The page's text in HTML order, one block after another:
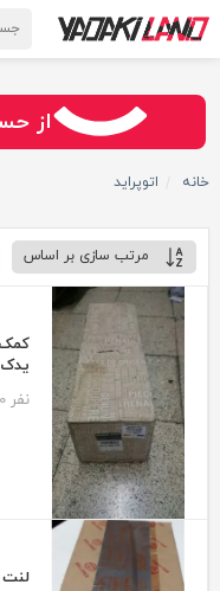
از
خانه اتوپراید
مرتب سازی بر اساس
0 نفر
لنت جلو